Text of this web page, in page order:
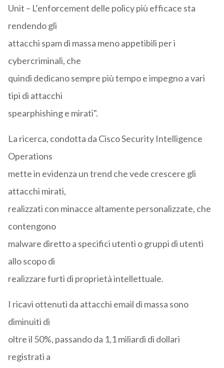
Unit – L’enforcement delle policy più efficace sta
rendendo gli
attacchi spam di massa meno appetibili per i
cybercriminali, che
quindi dedicano sempre più tempo e impegno a vari
tipi di attacchi
spearphishing e mirati".
La ricerca, condotta da Cisco Security Intelligence
Operations
mette in evidenza un trend che vede crescere gli
attacchi mirati,
realizzati con minacce altamente personalizzate, che
contengono
malware diretto a specifici utenti o gruppi di utenti
allo scopo di
realizzare furti di proprietà intellettuale.
I ricavi ottenuti da attacchi email di massa sono
diminuiti di
oltre il 50%, passando da 1,1 miliardi di dollari
registrati a